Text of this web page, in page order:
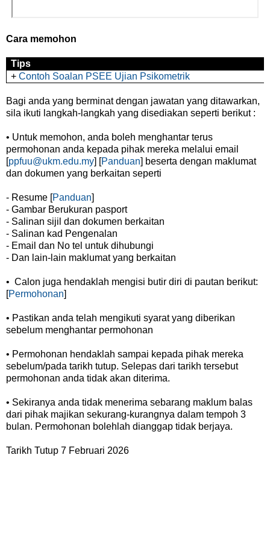
Cara memohon
Tips
+Contoh Soalan PSEE Ujian Psikometrik
Bagi anda yang berminat dengan jawatan yang ditawarkan,
sila ikuti langkah-langkah yang disediakan seperti berikut :
• Untuk memohon, anda boleh menghantar terus
permohonan anda kepada pihak mereka melalui email
[ppfuu@ukm.edu.my] [Panduan] beserta dengan maklumat
dan dokumen yang berkaitan seperti
- Resume [Panduan]
- Gambar Berukuran pasport
- Salinan sijil dan dokumen berkaitan
- Salinan kad Pengenalan
- Email dan No tel untuk dihubungi
- Dan lain-lain maklumat yang berkaitan
• Calon juga hendaklah mengisi butir diri di pautan berikut:
[Permohonan]
• Pastikan anda telah mengikuti syarat yang diberikan
sebelum menghantar permohonan
• Permohonan hendaklah sampai kepada pihak mereka
sebelum/pada tarikh tutup. Selepas dari tarikh tersebut
permohonan anda tidak akan diterima.
• Sekiranya anda tidak menerima sebarang maklum balas
dari pihak majikan sekurang-kurangnya dalam tempoh 3
bulan. Permohonan bolehlah dianggap tidak berjaya.
Tarikh Tutup 7 Februari 2026